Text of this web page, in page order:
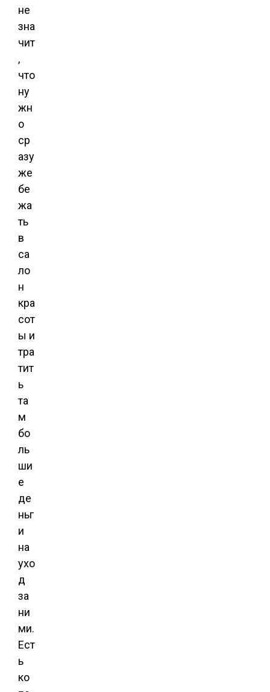
не
зна
чит
,
что
ну
жн
о
ср
азу
же
бе
жа
ть
в
са
ло
н
кра
сот
ы и
тра
тит
ь
та
м
бо
ль
ши
е
де
ньг
и
на
ухо
д
за
ни
ми.
Ест
ь
ко